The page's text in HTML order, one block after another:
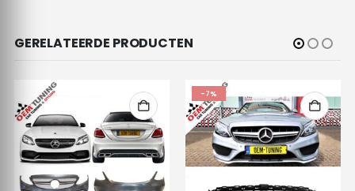
GERELATEERDE PRODUCTEN
-7%